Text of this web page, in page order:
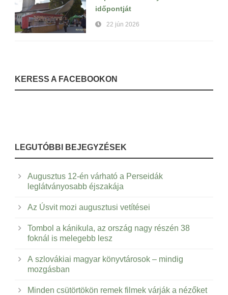
időpontját
22 jún 2026
KERESS A FACEBOOKON
LEGUTÓBBI BEJEGYZÉSEK
Augusztus 12-én várható a Perseidák
leglátványosabb éjszakája
Az Úsvit mozi augusztusi vetítései
Tombol a kánikula, az ország nagy részén 38
foknál is melegebb lesz
A szlovákiai magyar könyvtárosok – mindig
mozgásban
Minden csütörtökön remek filmek várják a nézőket